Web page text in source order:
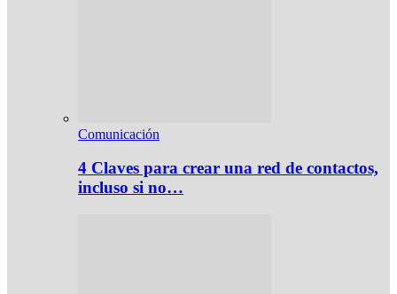
Comunicación
4 Claves para crear una red de contactos,
incluso si no…